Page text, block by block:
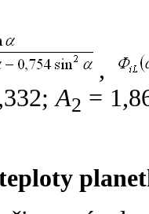
,
A2 =